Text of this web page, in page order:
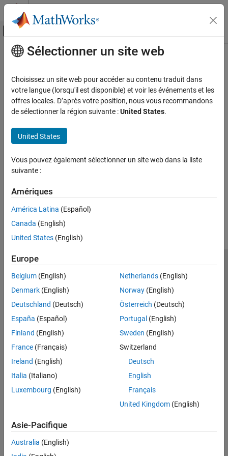
Passer au contenu
Activer/désactiver l'affichage du menu
Accueil de la documentation
Contenu principal
How useful was this information?
Sélectionner un site web
Choisissez un site web pour accéder au contenu traduit dans
votre langue (lorsqu'il est disponible) et voir les événements et les
offres locales. D’après votre position, nous vous recommandons
de sélectionner la région suivante :United States.
United States
Vous pouvez également sélectionner un site web dans la liste
suivante :
Amériques
América Latina (Español)
Canada (English)
United States (English)
Europe
Belgium (English)
Denmark (English)
Deutschland (Deutsch)
España (Español)
Finland (English)
France (Français)
Ireland (English)
Italia (Italiano)
Luxembourg (English)
Netherlands(English)
Norway(English)
Österreich (Deutsch)
Portugal (English)
Sweden (English)
Switzerland
Deutsch
English
Français
United Kingdom(English)
Asie-Pacifique
Australia (English)
Lutte anti-piratage
Contacts locaux
© 1994-2026 The MathWorks, Inc.